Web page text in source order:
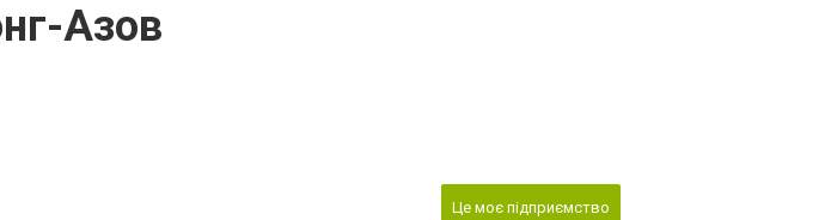
Азов
Це моє підприємство